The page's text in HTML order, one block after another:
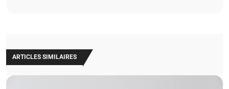
ARTICLES SIMILAIRES